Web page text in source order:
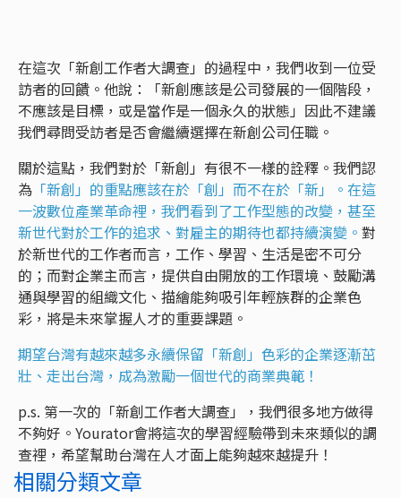
在這次「新創工作者大調查」的過程中，我們收到一位受
訪者的回饋。他說：「新創應該是公司發展的一個階段，
不應該是目標，或是當作是一個永久的狀態」因此不建議
我們尋問受訪者是否會繼續選擇在新創公司任職。
關於這點，我們對於「新創」有很不一樣的詮釋。我們認
為 「新創」的重點應該在於「創」而不在於「新」。在這
一波數位產業革命裡，我們看到了工作型態的改變，甚至
新世代對於工作的追求、對雇主的期待也都持續演變。 對
於新世代的工作者而言，工作、學習、生活是密不可分
的；而對企業主而言，提供自由開放的工作環境、鼓勵溝
通與學習的組織文化、描繪能夠吸引年輕族群的企業色
彩，將是未來掌握人才的重要課題。
期望台灣有越來越多永續保留「新創」色彩的企業逐漸茁
壯、走出台灣，成為激勵一個世代的商業典範！
p.s. 第一次的「新創工作者大調查」，我們很多地方做得
不夠好。Yourator會將這次的學習經驗帶到未來類似的調
查裡，希望幫助台灣在人才面上能夠越來越提升！
相關分類文章